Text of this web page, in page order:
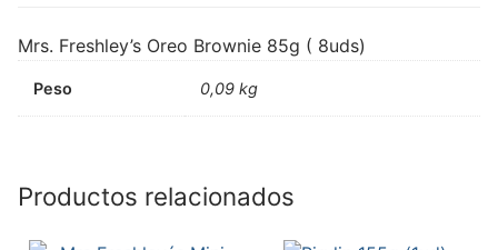
Mrs. Freshley’s Oreo Brownie 85g ( 8uds)
Peso 0,09 kg
Productos relacionados